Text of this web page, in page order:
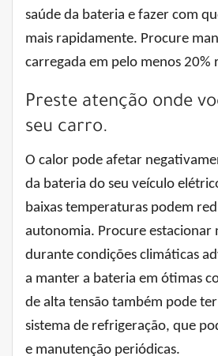
saúde da bateria e fazer com
mais rapidamente. Procure
carregada em pelo menos 20%
Preste atenção onde
seu carro.
O calor pode afetar
da bateria do seu veículo
baixas temperaturas podem
autonomia. Procure estacionar
durante condições climáticas
a manter a bateria em ótimas
de alta tensão também pode
sistema de refrigeração, que
e manutenção periódicas.